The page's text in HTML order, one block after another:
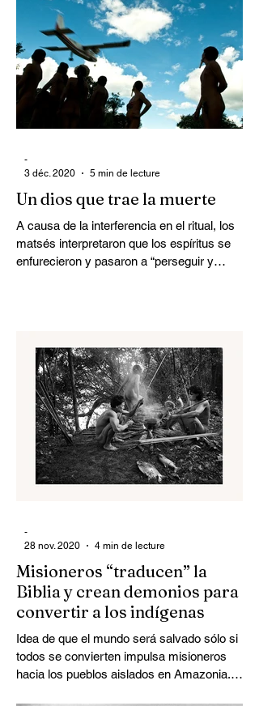
Un dios que trae la muerte
A causa de la interferencia en el ritual, los
matsés interpretaron que los espíritus se
enfurecieron y pasaron a “perseguir y
-
3 déc. 2020
5 min de lecture
Misioneros “traducen” la
Biblia y crean demonios para
convertir a los indígenas
Idea de que el mundo será salvado sólo si
todos se convierten impulsa misioneros
hacia los pueblos aislados en Amazonia.
-
28 nov. 2020
4 min de lecture